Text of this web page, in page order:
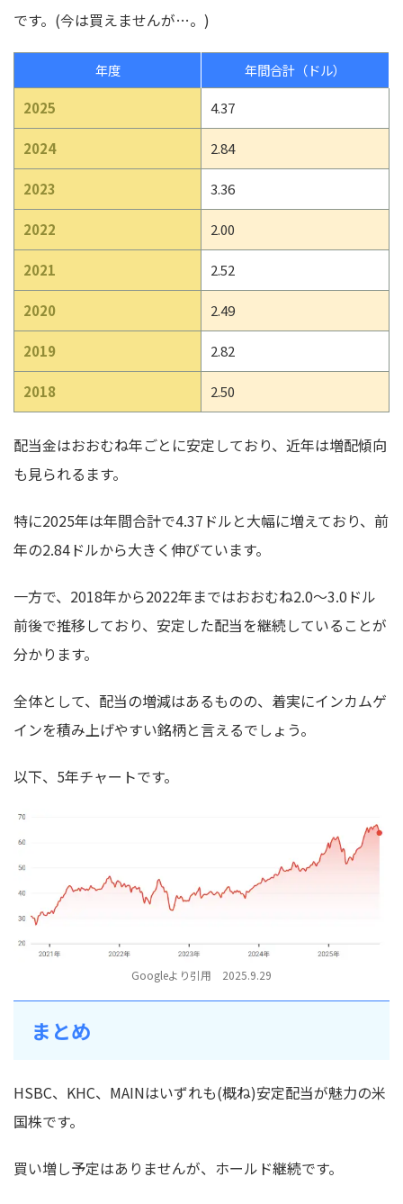
です。(今は買えませんが…。)
年度
年間合計（ドル）
2025
4.37
2024 2.84
2023 3.36
2022 2.00
2021 2.52
2020 2.49
2019 2.82
2018 2.50
配当金はおおむね年ごとに安定しており、近年は増配傾向
も見られるます。
特に2025年は年間合計で4.37ドルと大幅に増えており、前
年の2.84ドルから大きく伸びています。
一方で、2018年から2022年まではおおむね2.0～3.0ドル
前後で推移しており、安定した配当を継続していることが
分かります。
全体として、配当の増減はあるものの、着実にインカムゲ
インを積み上げやすい銘柄と言えるでしょう。
以下、5年チャートです。
Googleより引用 2025.9.29
まとめ
HSBC、KHC、MAINはいずれも(概ね)安定配当が魅力の米
国株です。
買い増し予定はありませんが、ホールド継続です。